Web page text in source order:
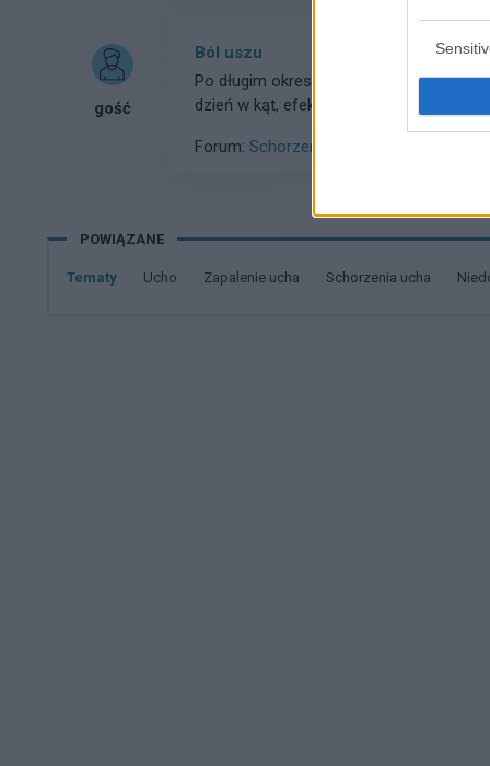
gość
Ból uszu
Po długim okresie słuchania muzyki
dzień w kąt, efektem tego są ogromne
minęły? Jest na to jakaś metoda? Co
Forum:Schorzenia ucha
POWIĄZANE
Tematy ucho zapalenie ucha schorzenia ucha